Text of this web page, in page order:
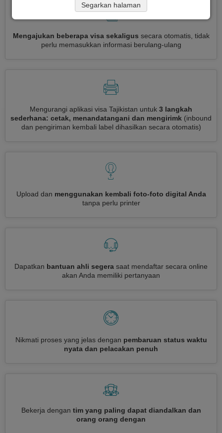
Mengajukan beberapa visa sekaligus secara otomatis, tidak
perlu memasukkan informasi berulang-ulang
Mengurangi aplikasi visa Tajikistan untuk 3 langkah
sederhana: cetak, menandatangani dan mengirimk (inbound
dan pengiriman kembali label dihasilkan secara otomatis)
Upload dan menggunakan kembali foto-foto digital Anda
tanpa perlu printer
Dapatkan bantuan ahli segera saat mendaftar secara online
akan Anda memiliki pertanyaan
Nikmati proses yang jelas dengan pembaruan status waktu
nyata dan pelacakan penuh
Bekerja dengan tim yang paling dapat diandalkan dan
orang orang dengan
Segarkan halaman